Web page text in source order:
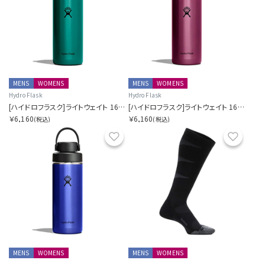
MENS
WOMENS
Hydro Flask
[ハイドロフラスク]ライトウェイト 16オンス ワイド フレックス チャグ キャップ エメラルドグリーン
￥6,160(税込)
MENS
WOMENS
Hydro Flask
[ハイドロフラスク]ライトウェイト 16オンス ワイド フレックス チャグ キャップ ガーネットレッド
￥6,160(税込)
お気に入り
MENS
WOMENS
MENS
WOMENS